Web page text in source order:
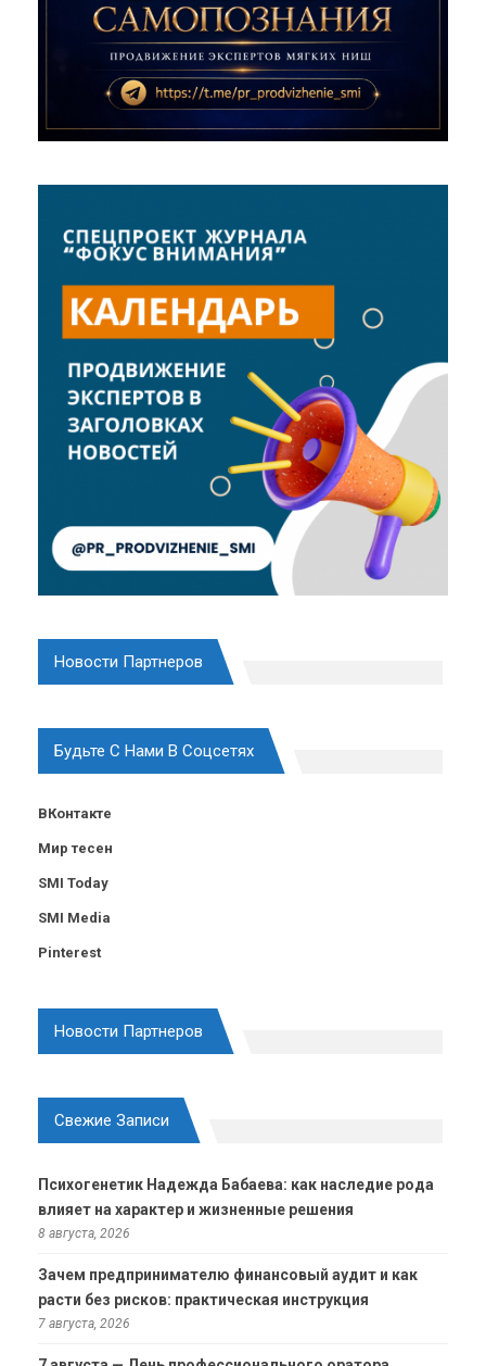
Новости Партнеров
Будьте С Нами В Соцсетях
ВКонтакте
Мир тесен
SMI Today
SMI Media
Pinterest
Новости Партнеров
Свежие Записи
Психогенетик Надежда Бабаева: как наследие рода
влияет на характер и жизненные решения
8 августа, 2026
Зачем предпринимателю финансовый аудит и как
расти без рисков: практическая инструкция
7 августа, 2026